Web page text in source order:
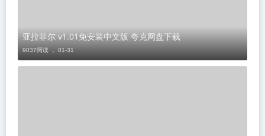
亚拉菲尔 v1.01免安装中文版 夸克网盘下载
9037阅读 ， 01-31